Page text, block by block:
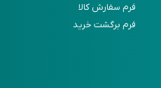
فرم سفارش کالا
فرم برگشت خرید